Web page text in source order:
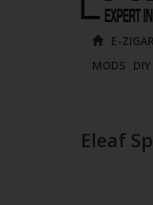
E-
MODS DIY
Eleaf